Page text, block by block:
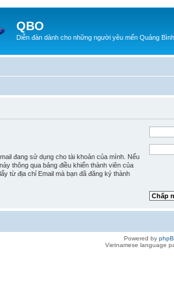
QBO
Diễn đàn dành cho những người yêu mến Quảng Bình
đang sử dụng cho tài khoản của mình. Nếu
thông qua bảng điều khiển thành viên của
từ địa chỉ Email mà bạn đã đăng ký thành
Powered by
Vietnamese language